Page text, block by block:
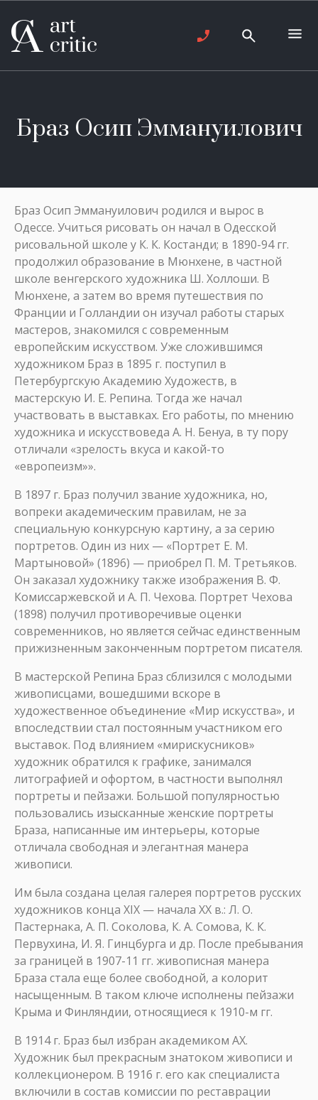
Браз Осип Эммануилович
Браз Осип Эммануилович родился и вырос в
Одессе. Учиться рисовать он начал в Одесской
рисовальной школе у К. К. Костанди; в 1890-94 гг.
продолжил образование в Мюнхене, в частной
школе венгерского художника Ш. Холлоши. В
Мюнхене, а затем во время путешествия по
Франции и Голландии он изучал работы старых
мастеров, знакомился с современным
европейским искусством. Уже сложившимся
художником Браз в 1895 г. поступил в
Петербургскую Академию Художеств, в
мастерскую И. Е. Репина. Тогда же начал
участвовать в выставках. Его работы, по мнению
художника и искусствоведа А. Н. Бенуа, в ту пору
отличали «зрелость вкуса и какой-то
«европеизм»».
В 1897 г. Браз получил звание художника, но,
вопреки академическим правилам, не за
специальную конкурсную картину, а за серию
портретов. Один из них — «Портрет Е. М.
Мартыновой» (1896) — приобрел П. М. Третьяков.
Он заказал художнику также изображения В. Ф.
Комиссаржевской и А. П. Чехова. Портрет Чехова
(1898) получил противоречивые оценки
современников, но является сейчас единственным
прижизненным законченным портретом писателя.
В мастерской Репина Браз сблизился с молодыми
живописцами, вошедшими вскоре в
художественное объединение «Мир искусства», и
впоследствии стал постоянным участником его
выставок. Под влиянием «мирискусников»
художник обратился к графике, занимался
литографией и офортом, в частности выполнял
портреты и пейзажи. Большой популярностью
пользовались изысканные женские портреты
Браза, написанные им интерьеры, которые
отличала свободная и элегантная манера
живописи.
Им была создана целая галерея портретов русских
художников конца XIX — начала XX в.: Л. О.
Пастернака, А. П. Соколова, К. А. Сомова, К. К.
Первухина, И. Я. Гинцбурга и др. После пребывания
за границей в 1907-11 гг. живописная манера
Браза стала еще более свободной, а колорит
насыщенным. В таком ключе исполнены пейзажи
Крыма и Финляндии, относящиеся к 1910-м гг.
В 1914 г. Браз был избран академиком АХ.
Художник был прекрасным знатоком живописи и
коллекционером. В 1916 г. его как специалиста
включили в состав комиссии по реставрации